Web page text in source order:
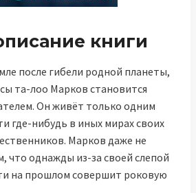
книги
после гибели родной планеты,
та-лоо Марков становится
Он живёт только одним
где-нибудь в иных мирах своих
Марков даже не
что однажды из-за своей слепой
на прошлом совершит роковую